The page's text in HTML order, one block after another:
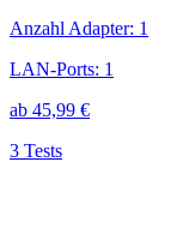
Anzahl Adapter: 1
LAN-Ports: 1
ab 45,99 €
3 Tests